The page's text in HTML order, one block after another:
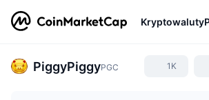
Kryptowaluty
PiggyPiggyPGC 1K